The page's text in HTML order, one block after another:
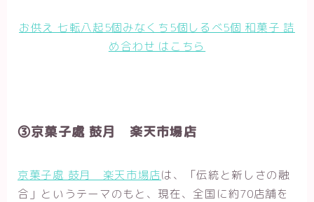
お供え 七転八起5個みなくち5個しるべ5個 和菓子 詰
め合わせ はこちら
③京菓子處 鼓月 楽天市場店
京菓子處 鼓月 楽天市場店は、「伝統と新しさの融
合」というテーマのもと、現在、全国に約70店舗を